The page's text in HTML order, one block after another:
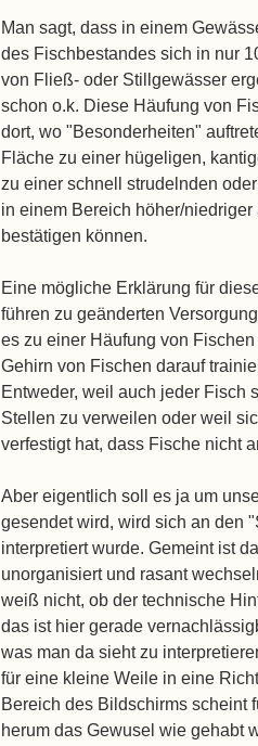
Man sagt, dass in einem
des Fischbestandes sich in nur
von Fließ- oder Stillgewässer
schon o.k. Diese Häufung von
dort, wo "Besonderheiten"
Fläche zu einer hügeligen,
zu einer schnell strudelnden
in einem Bereich höher/
bestätigen können.
Eine mögliche Erklärung für
führen zu geänderten
es zu einer Häufung von
Gehirn von Fischen darauf
Entweder, weil auch jeder Fisch
Stellen zu verweilen oder weil
verfestigt hat, dass Fische nicht
Aber eigentlich soll es ja um
gesendet wird, wird sich an den
interpretiert wurde. Gemeint ist
unorganisiert und rasant
weiß nicht, ob der technische
das ist hier gerade
was man da sieht zu
für eine kleine Weile in eine
Bereich des Bildschirms scheint
herum das Gewusel wie gehabt